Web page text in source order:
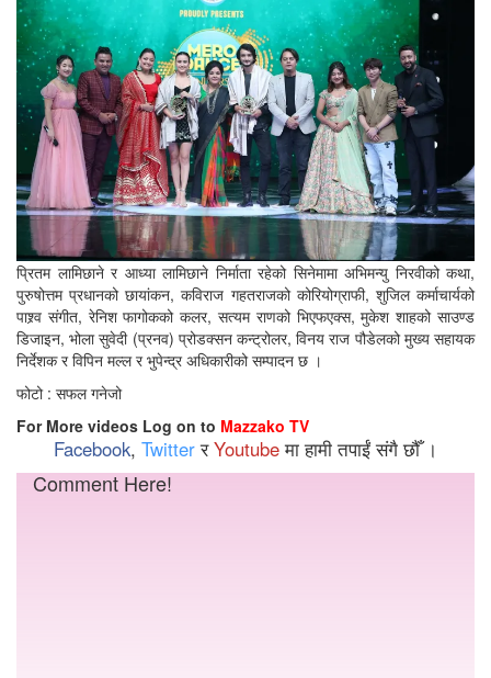
प्रितम लामिछाने र आध्या लामिछाने निर्माता रहेको सिनेमामा अभिमन्यु निरवीको कथा,
पुरुषोत्तम प्रधानको छायांकन, कविराज गहतराजको कोरियोग्राफी, शुजिल कर्माचार्यको
पाश्र्व संगीत, रेनिश फागोकको कलर, सत्यम राणको भिएफएक्स, मुकेश शाहको साउण्ड
डिजाइन, भोला सुवेदी (प्रनव) प्रोडक्सन कन्ट्रोलर, विनय राज पौडेलको मुख्य सहायक
निर्देशक र विपिन मल्ल र भुपेन्द्र अधिकारीको सम्पादन छ ।
फोटो : सफल गनेजो
For More videos Log on to Mazzako TV
Facebook, TwitterरYoutubeमा हामी तपाईं संगै छौँ ।
Comment Here!